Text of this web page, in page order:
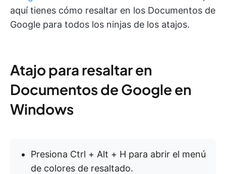
aquí tienes cómo resaltar en los Documentos de
Google para todos los ninjas de los atajos.
Atajo para resaltar en
Documentos de Google en
Windows
Presiona Ctrl + Alt + H para abrir el menú
de colores de resaltado.